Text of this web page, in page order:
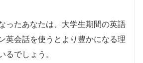
ったあなたは、大学生期間の英語
英会話を使うとより豊かになる理
るでしょう。